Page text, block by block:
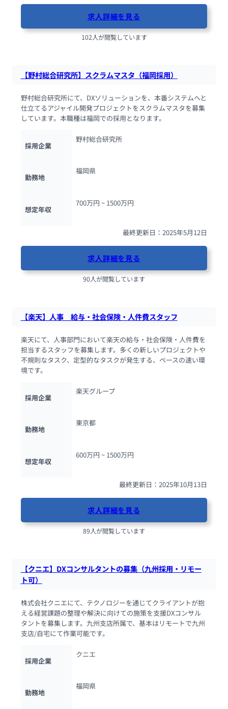
求人詳細を見る
102人が閲覧しています
【野村総合研究所】スクラムマスタ（福岡採用）
野村総合研究所にて、DXソリューションを、本番システムへと
仕立てるアジャイル開発プロジェクトをスクラムマスタを募集
しています。本職種は福岡での採用となります。
採用企業
野村総合研究所
勤務地
福岡県
想定年収
700万円 ~ 1500万円
最終更新日：2025年5月12日
求人詳細を見る
90人が閲覧しています
【楽天】人事　給与・社会保険・人件費スタッフ
楽天にて、人事部門において楽天の給与・社会保険・人件費を
担当するスタッフを募集します。多くの新しいプロジェクトや
不規則なタスク、定型的なタスクが発生する、ペースの速い環
境です。
採用企業
楽天グループ
勤務地
東京都
想定年収
600万円 ~ 1500万円
最終更新日：2025年10月13日
求人詳細を見る
89人が閲覧しています
【クニエ】DXコンサルタントの募集（九州採用・リモー
ト可）
株式会社クニエにて、テクノロジーを通じてクライアントが抱
える経営課題の整理や解決に向けての施策を支援DXコンサル
タントを募集します。九州支店所属で、基本はリモートで九州
支店/自宅にて作業可能です。
採用企業
クニエ
勤務地
福岡県